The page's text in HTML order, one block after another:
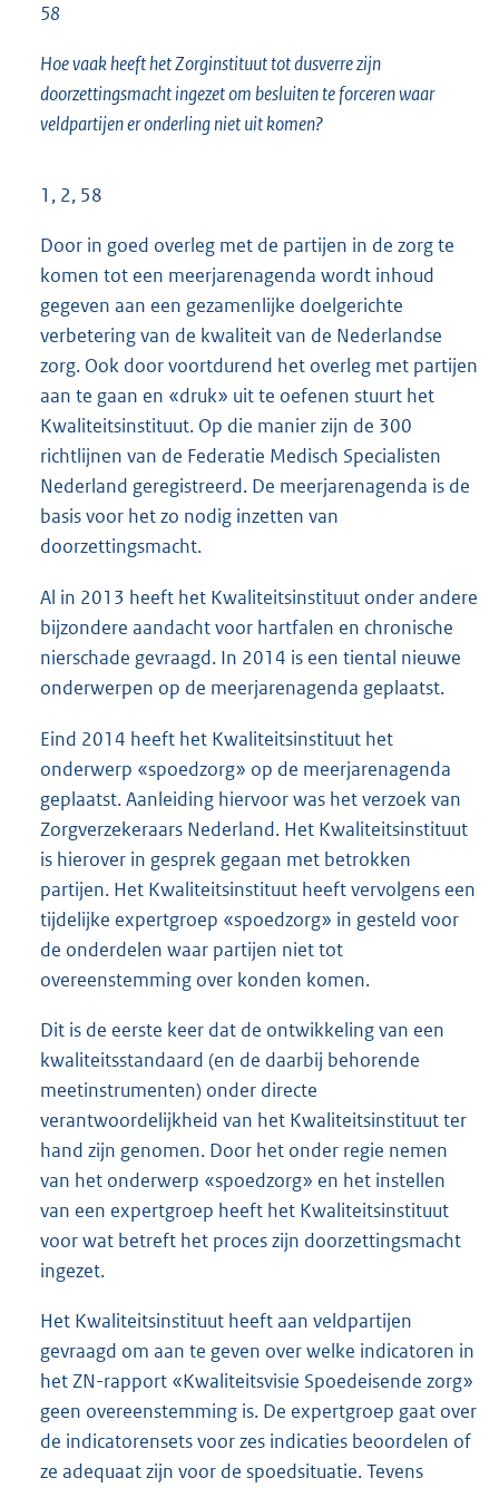
58
Hoe vaak heeft het Zorginstituut tot dusverre zijn
doorzettingsmacht ingezet om besluiten te forceren waar
veldpartijen er onderling niet uit komen?
1, 2, 58
Door in goed overleg met de partijen in de zorg te
komen tot een meerjarenagenda wordt inhoud
gegeven aan een gezamenlijke doelgerichte
verbetering van de kwaliteit van de Nederlandse
zorg. Ook door voortdurend het overleg met partijen
aan te gaan en «druk» uit te oefenen stuurt het
Kwaliteitsinstituut. Op die manier zijn de 300
richtlijnen van de Federatie Medisch Specialisten
Nederland geregistreerd. De meerjarenagenda is de
basis voor het zo nodig inzetten van
doorzettingsmacht.
Al in 2013 heeft het Kwaliteitsinstituut onder andere
bijzondere aandacht voor hartfalen en chronische
nierschade gevraagd. In 2014 is een tiental nieuwe
onderwerpen op de meerjarenagenda geplaatst.
Eind 2014 heeft het Kwaliteitsinstituut het
onderwerp «spoedzorg» op de meerjarenagenda
geplaatst. Aanleiding hiervoor was het verzoek van
Zorgverzekeraars Nederland. Het Kwaliteitsinstituut
is hierover in gesprek gegaan met betrokken
partijen. Het Kwaliteitsinstituut heeft vervolgens een
tijdelijke expertgroep «spoedzorg» in gesteld voor
de onderdelen waar partijen niet tot
overeenstemming over konden komen.
Dit is de eerste keer dat de ontwikkeling van een
kwaliteitsstandaard (en de daarbij behorende
meetinstrumenten) onder directe
verantwoordelijkheid van het Kwaliteitsinstituut ter
hand zijn genomen. Door het onder regie nemen
van het onderwerp «spoedzorg» en het instellen
van een expertgroep heeft het Kwaliteitsinstituut
voor wat betreft het proces zijn doorzettingsmacht
ingezet.
Het Kwaliteitsinstituut heeft aan veldpartijen
gevraagd om aan te geven over welke indicatoren in
het ZN-rapport «Kwaliteitsvisie Spoedeisende zorg»
geen overeenstemming is. De expertgroep gaat over
de indicatorensets voor zes indicaties beoordelen of
ze adequaat zijn voor de spoedsituatie. Tevens